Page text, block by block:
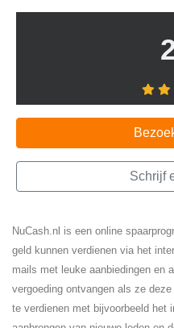
Schrijf
NuCash.nl is een online
geld kunnen verdienen via het
mails met leuke aanbiedingen en
vergoeding ontvangen als ze
te verdienen met bijvoorbeeld het